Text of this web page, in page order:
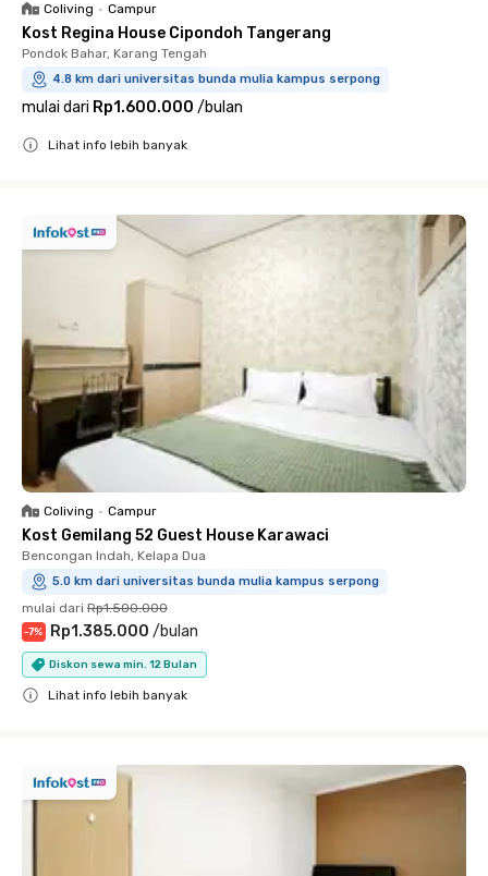
Coliving • Campur
Kost Regina House Cipondoh Tangerang
Pondok Bahar, Karang Tengah
4.8 km dari universitas bunda mulia kampus serpong
mulai dari Rp1.600.000 /bulan
Lihat info lebih banyak
Coliving • Campur
Kost Gemilang 52 Guest House Karawaci
Bencongan Indah, Kelapa Dua
5.0 km dari universitas bunda mulia kampus serpong
mulai dari Rp1.500.000
-7% Rp1.385.000 /bulan
Diskon sewa min. 12 Bulan
Lihat info lebih banyak